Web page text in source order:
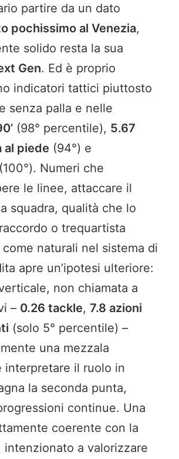
partire da un dato
pochissimo al Venezia,
solido resta la sua
Gen. Ed è proprio
indicatori tattici piuttosto
senza palla e nelle
(98° percentile), 5.67
al piede (94°) e
(100°). Numeri che
le linee, attaccare il
squadra, qualità che lo
o trequartista
naturali nel sistema di
apre un’ipotesi ulteriore:
non chiamata a
– 0.26 tackle, 7.8 azioni
(solo 5° percentile) –
una mezzala
interpretare il ruolo in
la seconda punta,
continue. Una
coerente con la
a valorizzare